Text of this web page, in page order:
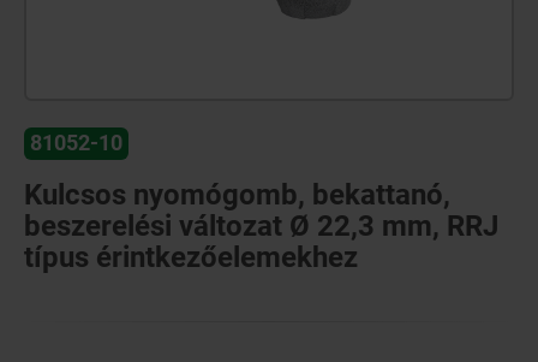
81052-10
Kulcsos nyomógomb, bekattanó,
beszerelési változat Ø 22,3 mm, RRJ
típus érintkezőelemekhez